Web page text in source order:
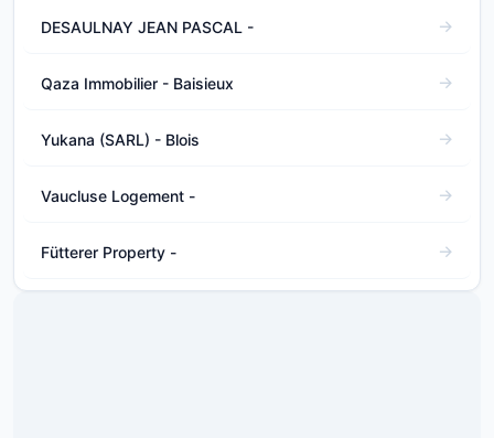
DESAULNAY JEAN PASCAL -
Qaza Immobilier - Baisieux
Yukana (SARL) - Blois
Vaucluse Logement -
Fütterer Property -